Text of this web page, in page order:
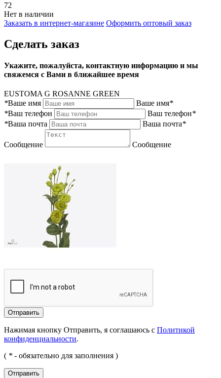
72
Нет в наличии
Заказать в интернет-магазине Оформить оптовый заказ
Сделать заказ
Укажите, пожалуйста, контактную информацию и мы
свяжемся с Вами в ближайшее время
EUSTOMA G ROSANNE GREEN
*Ваше имя Ваше имя*
*Ваш телефон Ваш телефон*
*Ваша почта Ваша почта*
Сообщение Сообщение
Отправить
Нажимая кнопку Отправить, я соглашаюсь с Политикой
конфиденциальности.
( * - обязательно для заполнения )
Отправить